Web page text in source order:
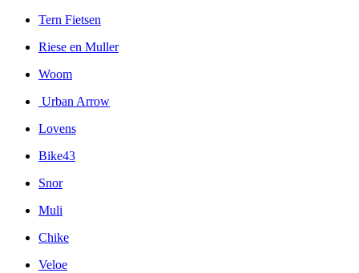
Tern Fietsen
Riese en Muller
Woom
Urban Arrow
Lovens
Bike43
Snor
Muli
Chike
Veloe